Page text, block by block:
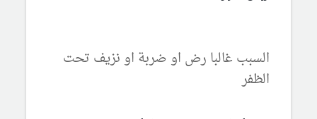
السبب غالبا رض او ضربة او نزيف تحت
الظفر